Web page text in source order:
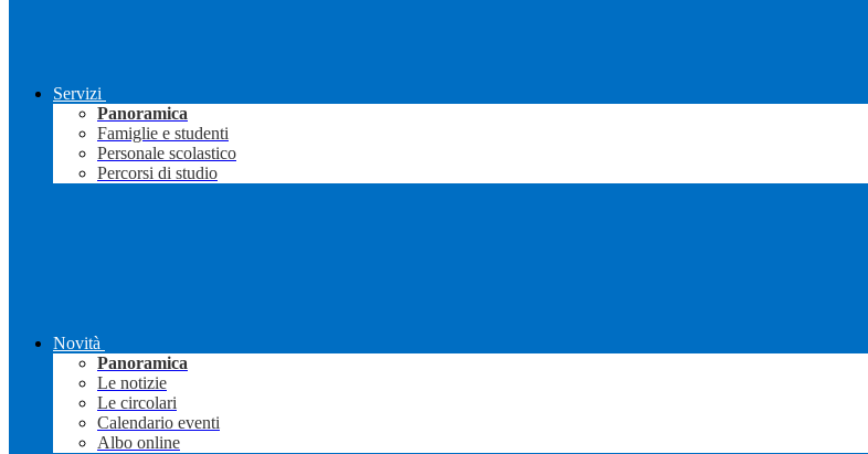
Servizi
Panoramica
Famiglie e studenti
Personale scolastico
Percorsi di studio
Novità
Panoramica
Le notizie
Le circolari
Calendario eventi
Albo online